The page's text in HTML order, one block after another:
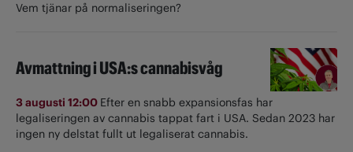
Vem tjänar på normaliseringen?
Avmattning i USA:s cannabisvåg
3 augusti 12:00 Efter en snabb expansionsfas har
legaliseringen av cannabis tappat fart i USA. Sedan 2023 har
ingen ny delstat fullt ut ­legaliserat cannabis.